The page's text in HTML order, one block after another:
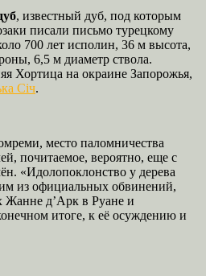
, известный дуб, под которым
писали письмо турецкому
700 лет исполин, 36 м высота,
6,5 м диаметр ствола.
Хортица на окраине Запорожья,
Січ.
место паломничества
почитаемое, вероятно, еще с
«Идолопоклонство у дерева
из официальных обвинений,
Жанне д’Арк в Руане и
итоге, к её осуждению и